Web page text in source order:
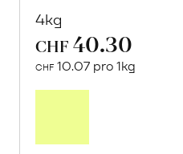
4kg
CHF 40.30
CHF 10.07 pro 1kg